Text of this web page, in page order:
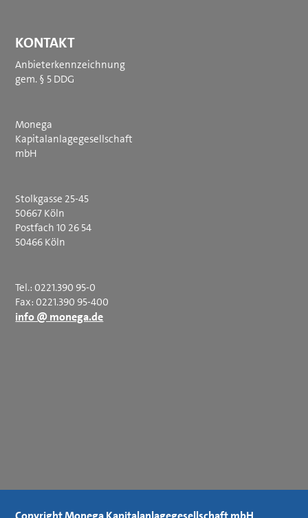
KONTAKT
Anbieterkennzeichnung
gem. § 5 DDG
Monega
Kapitalanlagegesellschaft
mbH
Stolkgasse 25-45
50667 Köln
Postfach 10 26 54
50466 Köln
Tel.: 0221.390 95-0
Fax: 0221.390 95-400
info @ monega.de